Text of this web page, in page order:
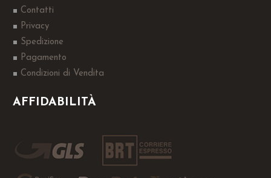
Contatti
Privacy
Spedizione
Pagamento
Condizioni di Vendita
AFFIDABILITÀ